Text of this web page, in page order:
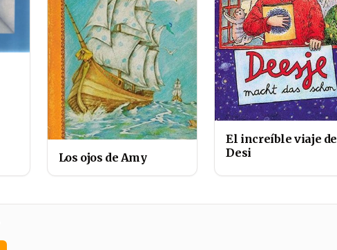
Los ojos de Amy
El increíble viaje de
Desi